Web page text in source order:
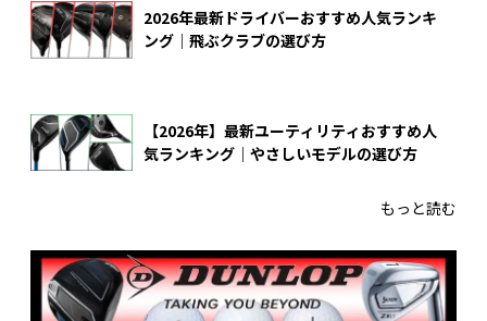
2026年最新ドライバーおすすめ人気ランキ
ング｜飛ぶクラブの選び方
【2026年】最新ユーティリティおすすめ人
気ランキング｜やさしいモデルの選び方
もっと読む